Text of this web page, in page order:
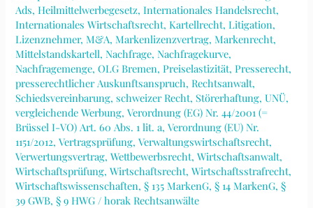
Ads,Heilmittelwerbegesetz,Internationales Handelsrecht,
Internationales Wirtschaftsrecht,Kartellrecht,Litigation,
Lizenznehmer,M&A,Markenlizenzvertrag,Markenrecht,
Mittelstandskartell,Nachfrage,Nachfragekurve,
Nachfragemenge,OLG Bremen,Preiselastizität,Presserecht,
presserechtlicher Auskunftsanspruch,Rechtsanwalt,
Schiedsvereinbarung,schweizer Recht, Störerhaftung,UNÜ,
vergleichende Werbung,Verordnung (EG) Nr. 44/2001 (=
Brüssel I-VO) Art. 60 Abs. 1 lit. a,Verordnung (EU) Nr.
1151/2012,Vertragsprüfung,Verwaltungswirtschaftsrecht,
Verwertungsvertrag,Wettbewerbsrecht,Wirtschaftsanwalt,
Wirtschaftsprüfung,Wirtschaftsrecht,Wirtschaftsstrafrecht,
Wirtschaftswissenschaften,§ 135 MarkenG,§ 14 MarkenG,§
39 GWB,§ 9 HWG /horak Rechtsanwälte